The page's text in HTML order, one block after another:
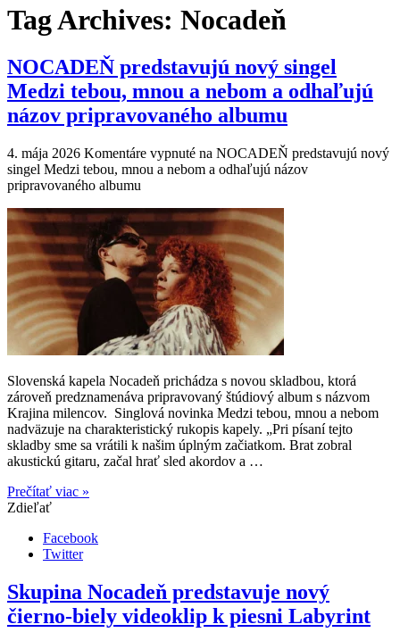
Tag Archives: Nocadeň
NOCADEŇ predstavujú nový singel
Medzi tebou, mnou a nebom a odhaľujú
názov pripravovaného albumu
4. mája 2026 Komentáre vypnuté na NOCADEŇ predstavujú nový
singel Medzi tebou, mnou a nebom a odhaľujú názov
pripravovaného albumu
Slovenská kapela Nocadeň prichádza s novou skladbou, ktorá
zároveň predznamenáva pripravovaný štúdiový album s názvom
Krajina milencov. Singlová novinka Medzi tebou, mnou a nebom
nadväzuje na charakteristický rukopis kapely. „Pri písaní tejto
skladby sme sa vrátili k našim úplným začiatkom. Brat zobral
akustickú gitaru, začal hrať sled akordov a …
Prečítať viac »
Zdieľať
Facebook
Twitter
Skupina Nocadeň predstavuje nový
čierno-biely videoklip k piesni Labyrint